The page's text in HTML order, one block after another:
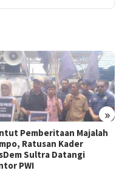
»
Pemberitaan Majalah
Ratusan Kader
Sultra Datangi
PWI